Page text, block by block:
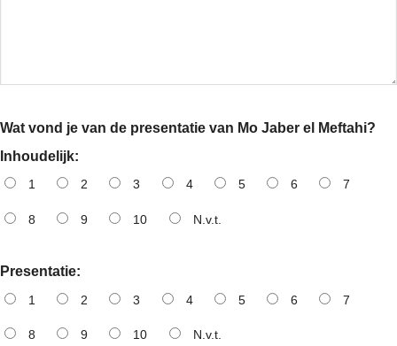
Wat vond je van de presentatie van Mo Jaber el Meftahi?
Inhoudelijk:
1 2 3 4 5 6 7
8 9 10 N.v.t.
Presentatie:
1 2 3 4 5 6 7
8 9 10 N.v.t.